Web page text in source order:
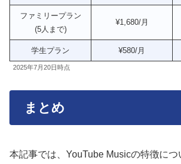
ファミリープラン
(5人まで)
¥1,680/月
学生プラン ¥580/月
2025年7月20日時点
まとめ
本記事では、YouTube Musicの特徴につ